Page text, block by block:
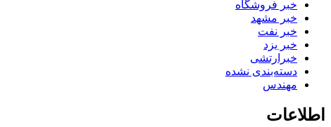
خبر فروشگاه
خبر مشهد
خبر نفت
خبر یزد
خبرارتشی
دسته‌بندی نشده
مهندس
اطلاعات